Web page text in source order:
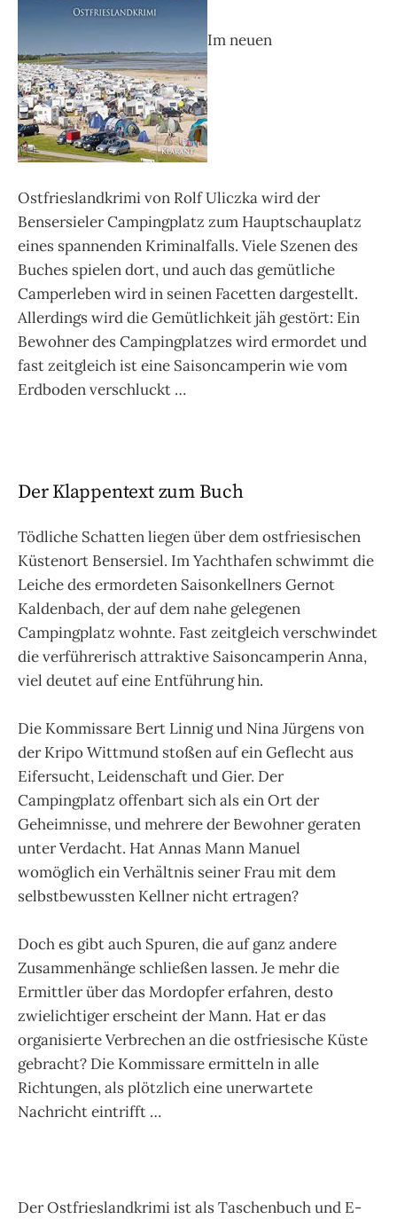
Im neuen
Ostfrieslandkrimi von Rolf Uliczka wird der
Bensersieler Campingplatz zum Hauptschauplatz
eines spannenden Kriminalfalls. Viele Szenen des
Buches spielen dort, und auch das gemütliche
Camperleben wird in seinen Facetten dargestellt.
Allerdings wird die Gemütlichkeit jäh gestört: Ein
Bewohner des Campingplatzes wird ermordet und
fast zeitgleich ist eine Saisoncamperin wie vom
Erdboden verschluckt …
Der Klappentext zum Buch
Tödliche Schatten liegen über dem ostfriesischen
Küstenort Bensersiel. Im Yachthafen schwimmt die
Leiche des ermordeten Saisonkellners Gernot
Kaldenbach, der auf dem nahe gelegenen
Campingplatz wohnte. Fast zeitgleich verschwindet
die verführerisch attraktive Saisoncamperin Anna,
viel deutet auf eine Entführung hin.
Die Kommissare Bert Linnig und Nina Jürgens von
der Kripo Wittmund stoßen auf ein Geflecht aus
Eifersucht, Leidenschaft und Gier. Der
Campingplatz offenbart sich als ein Ort der
Geheimnisse, und mehrere der Bewohner geraten
unter Verdacht. Hat Annas Mann Manuel
womöglich ein Verhältnis seiner Frau mit dem
selbstbewussten Kellner nicht ertragen?
Doch es gibt auch Spuren, die auf ganz andere
Zusammenhänge schließen lassen. Je mehr die
Ermittler über das Mordopfer erfahren, desto
zwielichtiger erscheint der Mann. Hat er das
organisierte Verbrechen an die ostfriesische Küste
gebracht? Die Kommissare ermitteln in alle
Richtungen, als plötzlich eine unerwartete
Nachricht eintrifft …
Der Ostfrieslandkrimi ist als Taschenbuch und E-